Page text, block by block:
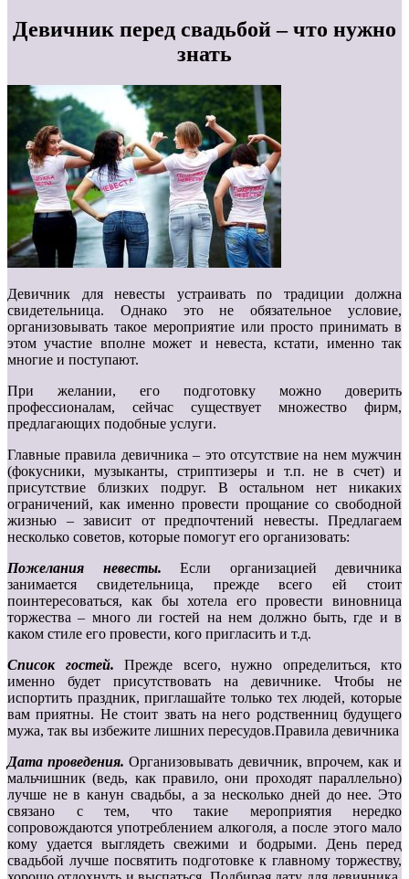
Девичник перед свадьбой – что нужно
знать
Девичник для невесты устраивать по традиции должна
свидетельница. Однако это не обязательное условие,
организовывать такое мероприятие или просто принимать в
этом участие вполне может и невеста, кстати, именно так
многие и поступают.
При желании, его подготовку можно доверить
профессионалам, сейчас существует множество фирм,
предлагающих подобные услуги.
Главные правила девичника – это отсутствие на нем мужчин
(фокусники, музыканты, стриптизеры и т.п. не в счет) и
присутствие близких подруг. В остальном нет никаких
ограничений, как именно провести прощание со свободной
жизнью – зависит от предпочтений невесты. Предлагаем
несколько советов, которые помогут его организовать:
Пожелания невесты. Если организацией девичника
занимается свидетельница, прежде всего ей стоит
поинтересоваться, как бы хотела его провести виновница
торжества – много ли гостей на нем должно быть, где и в
каком стиле его провести, кого пригласить и т.д.
Список гостей. Прежде всего, нужно определиться, кто
именно будет присутствовать на девичнике. Чтобы не
испортить праздник, приглашайте только тех людей, которые
вам приятны. Не стоит звать на него родственниц будущего
мужа, так вы избежите лишних пересудов.Правила девичника
Дата проведения. Организовывать девичник, впрочем, как и
мальчишник (ведь, как правило, они проходят параллельно)
лучше не в канун свадьбы, а за несколько дней до нее. Это
связано с тем, что такие мероприятия нередко
сопровождаются употреблением алкоголя, а после этого мало
кому удается выглядеть свежими и бодрыми. День перед
свадьбой лучше посвятить подготовке к главному торжеству,